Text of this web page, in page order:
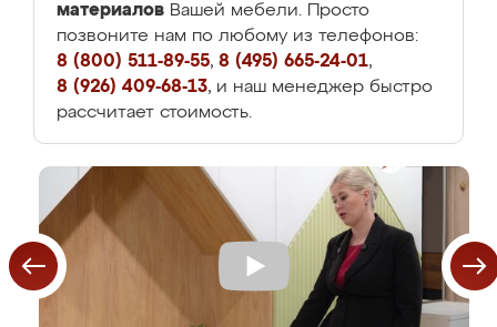
материалов Вашей мебели. Просто
позвоните нам по любому из телефонов:
8 (800) 511-89-55, 8 (495) 665-24-01,
8 (926) 409-68-13, и наш менеджер быстро
рассчитает стоимость.